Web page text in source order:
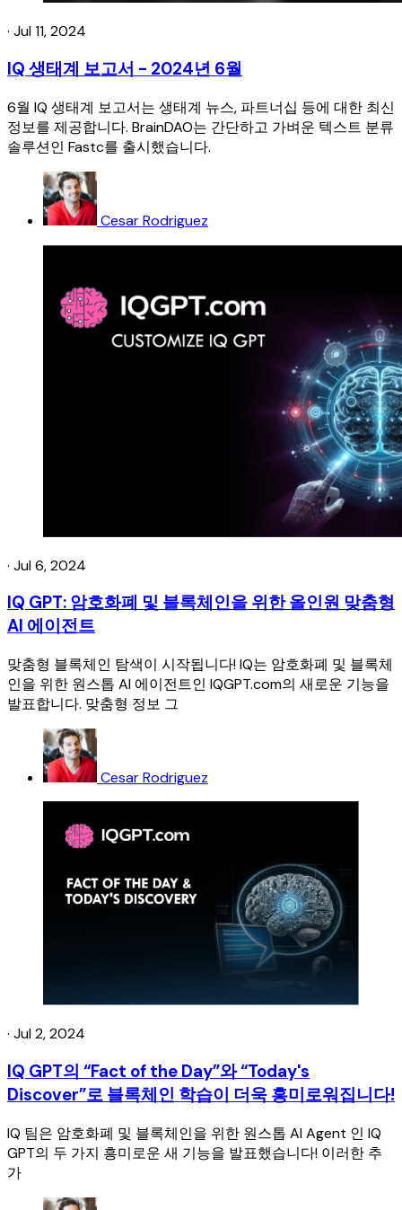
· Jul 11, 2024
IQ 생태계 보고서 - 2024년 6월
6월 IQ 생태계 보고서는 생태계 뉴스, 파트너십 등에 대한 최신
정보를 제공합니다. BrainDAO는 간단하고 가벼운 텍스트 분류
솔루션인 Fastc를 출시했습니다.
Cesar Rodriguez
· Jul 6, 2024
IQ GPT: 암호화폐 및 블록체인을 위한 올인원 맞춤형
AI 에이전트
맞춤형 블록체인 탐색이 시작됩니다! IQ는 암호화폐 및 블록체
인을 위한 원스톱 AI 에이전트인 IQGPT.com의 새로운 기능을
발표합니다. 맞춤형 정보 그
Cesar Rodriguez
· Jul 2, 2024
IQ GPT의 “Fact of the Day”와 “Today's
Discover”로 블록체인 학습이 더욱 흥미로워집니다!
IQ 팀은 암호화폐 및 블록체인을 위한 원스톱 AI Agent 인 IQ
GPT의 두 가지 흥미로운 새 기능을 발표했습니다! 이러한 추
가